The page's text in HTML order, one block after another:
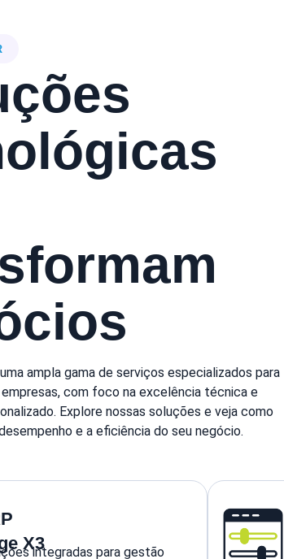
ampla gama de serviços especializados para
com foco na excelência técnica e
Explore nossas soluções e veja como
e a eficiência do seu negócio.
X3integradas para gestão